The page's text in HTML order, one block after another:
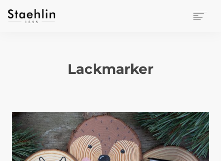
VERANSTALTUNGEN
Lackmarker